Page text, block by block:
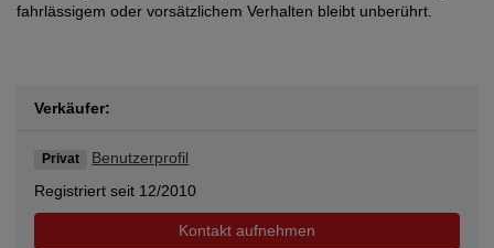
fahrlässigem oder vorsätzlichem Verhalten bleibt unberührt.
Verkäufer:
Privat
Benutzerprofil
Registriert seit 12/2010
Kontakt aufnehmen